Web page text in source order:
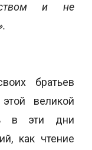
и не
братьев
великой
в эти дни
как чтение